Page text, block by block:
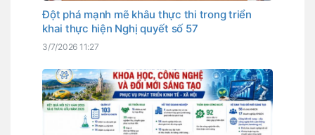
Đột phá mạnh mẽ khâu thực thi trong triển
khai thực hiện Nghị quyết số 57
3/7/2026 11:27